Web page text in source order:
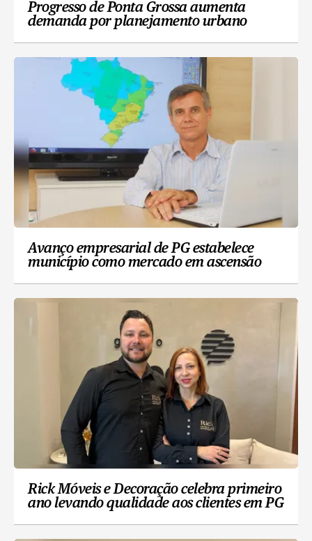
Progresso de Ponta Grossa aumenta
demanda por planejamento urbano
Avanço empresarial de PG estabelece
município como mercado em ascensão
Rick Móveis e Decoração celebra primeiro
ano levando qualidade aos clientes em PG